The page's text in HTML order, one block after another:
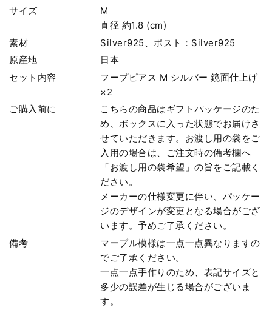
サイズ
M
直径 約1.8 (cm)
素材
Silver925、ポスト：Silver925
原産地
日本
セット内容
フープピアス M シルバー 鏡面仕上げ
×2
ご購入前に
こちらの商品はギフトパッケージのた
め、ボックスに入った状態でお届けさ
せていただきます。お渡し用の袋をご
入用の場合は、ご注文時の備考欄へ
「お渡し用の袋希望」の旨をご記載く
ださい。
メーカーの仕様変更に伴い、パッケー
ジのデザインが変更となる場合がござ
います。予めご了承ください。
備考
マーブル模様は一点一点異なりますの
でご了承ください。
一点一点手作りのため、表記サイズと
多少の誤差が生じる場合がございま
す。